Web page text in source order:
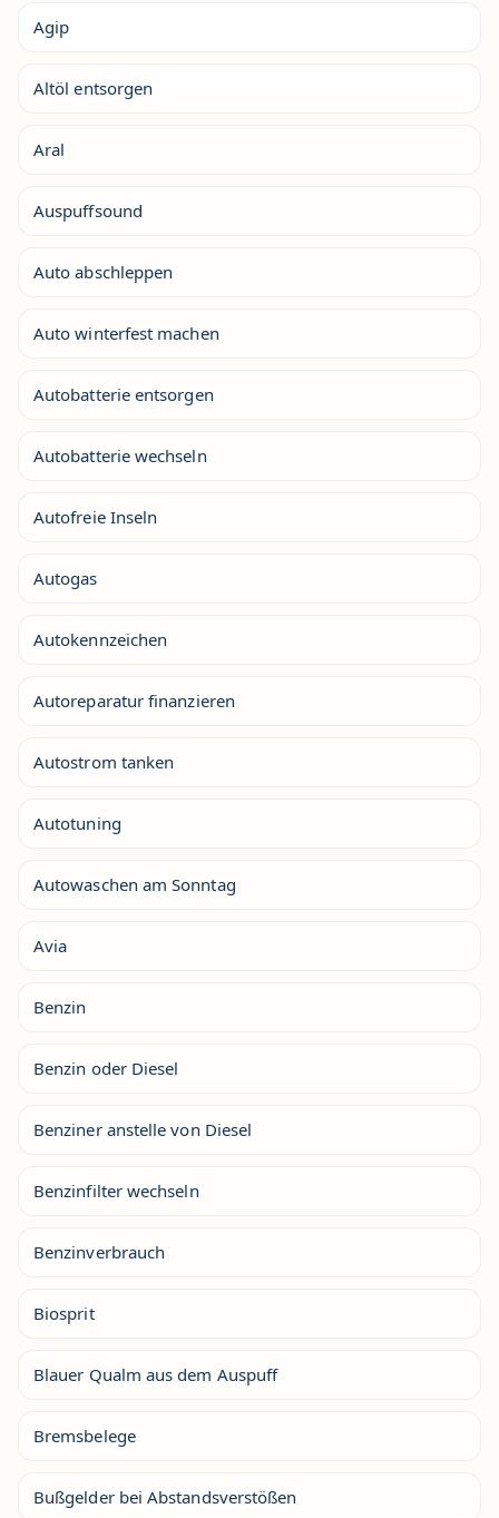
Agip
Altöl entsorgen
Aral
Auspuffsound
Auto abschleppen
Auto winterfest machen
Autobatterie entsorgen
Autobatterie wechseln
Autofreie Inseln
Autogas
Autokennzeichen
Autoreparatur finanzieren
Autostrom tanken
Autotuning
Autowaschen am Sonntag
Avia
Benzin
Benzin oder Diesel
Benziner anstelle von Diesel
Benzinfilter wechseln
Benzinverbrauch
Biosprit
Blauer Qualm aus dem Auspuff
Bremsbelege
Bußgelder bei Abstandsverstößen